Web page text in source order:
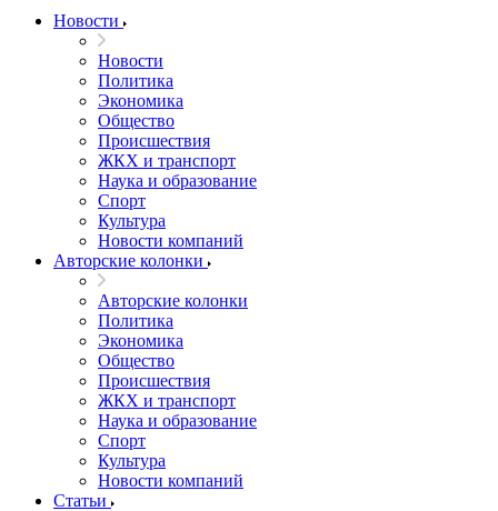
Новости
Новости
Политика
Экономика
Общество
Происшествия
ЖКХ и транспорт
Наука и образование
Спорт
Культура
Новости компаний
Авторские колонки
Авторские колонки
Политика
Экономика
Общество
Происшествия
ЖКХ и транспорт
Наука и образование
Спорт
Культура
Новости компаний
Статьи